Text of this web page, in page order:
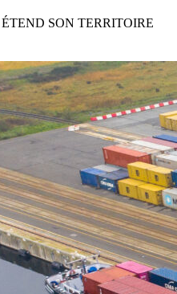
SON TERRITOIRE